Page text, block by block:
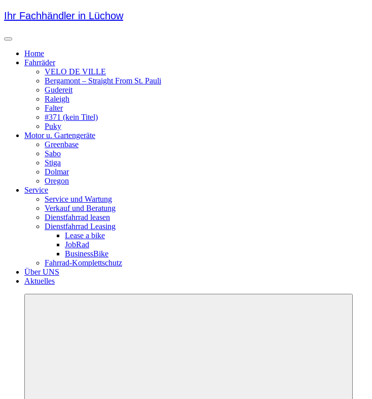
Skip
to
Ihr Fachhändler in Lüchow
Menu
Home
Fahrräder
VELO DE VILLE
Bergamont – Straight From St. Pauli
Gudereit
Raleigh
Falter
#371 (kein Titel)
Puky
Motor u. Gartengeräte
Greenbase
Sabo
Stiga
Dolmar
Oregon
Service
Service und Wartung
Verkauf und Beratung
Dienstfahrrad leasen
Dienstfahrrad Leasing
Lease a bike
JobRad
BusinessBike
Fahrrad-Komplettschutz
Über UNS
Aktuelles